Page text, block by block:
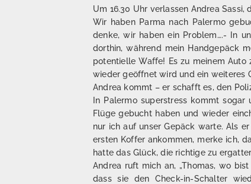
Um 16.30 Uhr verlassen Andrea
Wir haben Parma nach Palermo
denke, wir haben ein Problem….- In
dorthin, während mein Handgepäck
potentielle Waffe! Es zu meinem
wieder geöffnet wird und ein weiteres
Andrea kommt – er schafft es, den
In Palermo superstress kommt
Flüge gebucht haben und wieder
nur ich auf unser Gepäck warte. Als
ersten Koffer ankommen, merke ich,
hatte das Glück, die richtige zu
Andrea ruft mich an, „Thomas, wo
dass sie den Check-in-Schalter